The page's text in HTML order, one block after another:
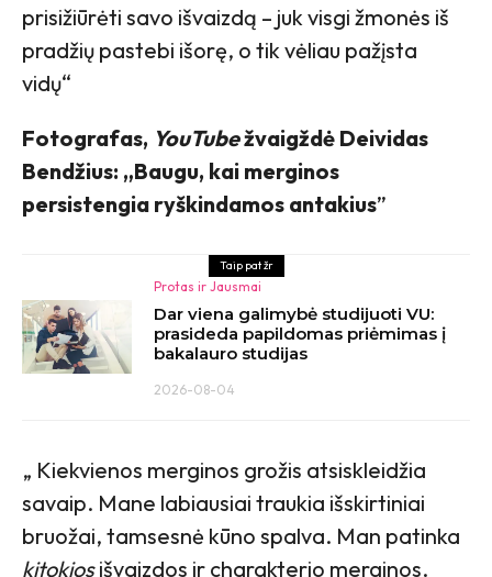
prisižiūrėti savo išvaizdą – juk visgi žmonės iš
pradžių pastebi išorę, o tik vėliau pažįsta
vidų“
Fotografas, YouTubežvaigždė Deividas
Bendžius: „Baugu, kai merginos
persistengia ryškindamos antakius”
Taip pat žr
Protas ir Jausmai
Dar viena galimybė studijuoti VU:
prasideda papildomas priėmimas į
bakalauro studijas
2026-08-04
„ Kiekvienos merginos grožis atsiskleidžia
savaip. Mane labiausiai traukia išskirtiniai
bruožai, tamsesnė kūno spalva. Man patinka
kitokiosišvaizdos ir charakterio merginos.